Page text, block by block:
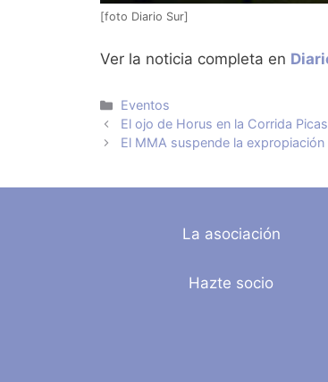
[foto Diario Sur]
Ver la noticia completa en
Categorías
Eventos
El ojo de Horus en la Corrida
El MMA suspende la expropiación
La asociación
Hazte socio